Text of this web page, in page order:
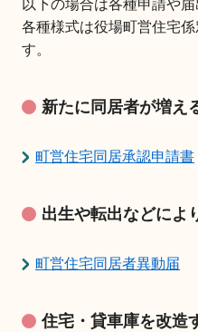
以下の場合は各種申請や
各種様式は役場町営住宅
す。
新たに同居者が増え
町営住宅同居承認申請書
出生や転出などによ
町営住宅同居者異動届
住宅・貸車庫を改造